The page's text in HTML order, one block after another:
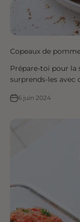
Copeaux de
Prépare-toi pour la
surprends-les avec
6 juin 2024